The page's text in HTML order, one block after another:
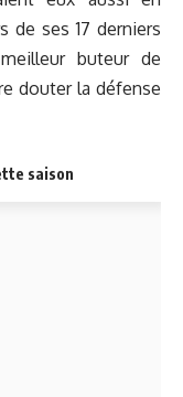
de ses 17 derniers
buteur de
douter la défense
saison